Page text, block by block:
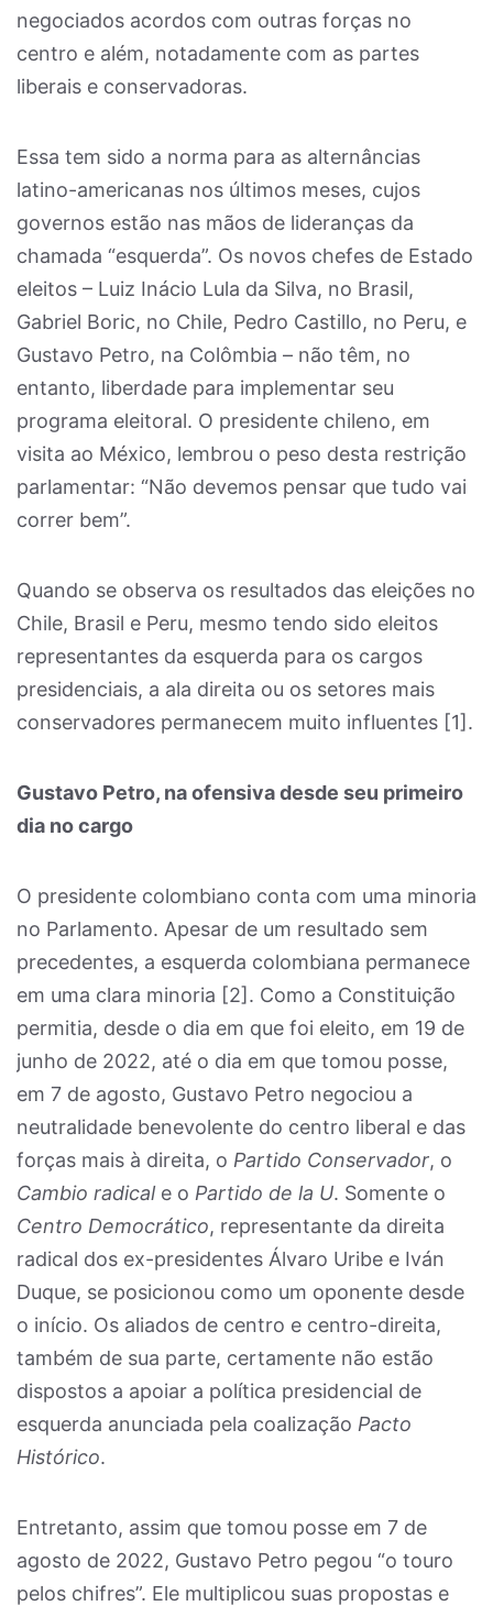
negociados acordos com outras forças no
centro e além, notadamente com as partes
liberais e conservadoras.
Essa tem sido a norma para as alternâncias
latino-americanas nos últimos meses, cujos
governos estão nas mãos de lideranças da
chamada “esquerda”. Os novos chefes de Estado
eleitos – Luiz Inácio Lula da Silva, no Brasil,
Gabriel Boric, no Chile, Pedro Castillo, no Peru, e
Gustavo Petro, na Colômbia – não têm, no
entanto, liberdade para implementar seu
programa eleitoral. O presidente chileno, em
visita ao México, lembrou o peso desta restrição
parlamentar: “Não devemos pensar que tudo vai
correr bem”.
Quando se observa os resultados das eleições no
Chile, Brasil e Peru, mesmo tendo sido eleitos
representantes da esquerda para os cargos
presidenciais, a ala direita ou os setores mais
conservadores permanecem muito influentes [1] .
Gustavo Petro, na ofensiva desde seu primeiro
dia no cargo
O presidente colombiano conta com uma minoria
no Parlamento. Apesar de um resultado sem
precedentes, a esquerda colombiana permanece
em uma clara minoria [2] . Como a Constituição
permitia, desde o dia em que foi eleito, em 19 de
junho de 2022, até o dia em que tomou posse,
em 7 de agosto, Gustavo Petro negociou a
neutralidade benevolente do centro liberal e das
forças mais à direita, o Partido Conservador, o
Cambio radical e o Partido de la U. Somente o
Centro Democrático, representante da direita
radical dos ex-presidentes Álvaro Uribe e Iván
Duque, se posicionou como um oponente desde
o início. Os aliados de centro e centro-direita,
também de sua parte, certamente não estão
dispostos a apoiar a política presidencial de
esquerda anunciada pela coalização Pacto
Histórico.
Entretanto, assim que tomou posse em 7 de
agosto de 2022, Gustavo Petro pegou “o touro
pelos chifres”. Ele multiplicou suas propostas e